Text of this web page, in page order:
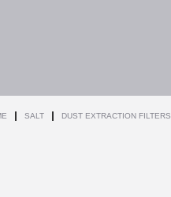
SALT DUST EXTRACTION FILTERS